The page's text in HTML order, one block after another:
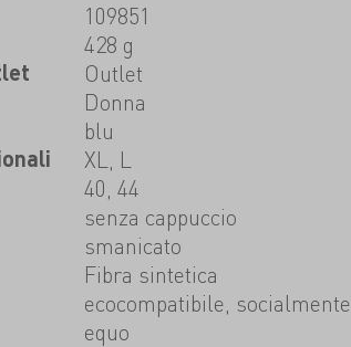
109851
428 g
Outlet
Donna
blu
XL, L
40, 44
senza cappuccio
smanicato
Fibra sintetica
ecocompatibile, socialmente
equo